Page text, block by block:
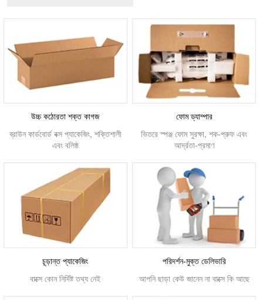
উচ্চ কঠোরতা শক্ত কাগজ
ব্রাউন কার্ডবোর্ড বক্স প্যাকেজিং, শক্তিশালী
এবং বলিষ্ঠ
ফোম ড্যাম্পার
ভিতরে স্পঞ্জ ফোম সুরক্ষা, শক-প্রুফ এবং
আর্দ্রতা-প্রমাণ
চূড়ান্ত প্যাকেজিং
বাক্সে কোন নির্দিষ্ট তথ্য নেই
পরিদর্শন-মুক্ত ডেলিভারি
আপনি ছাড়া কেউ জানেন না বাক্সে কি আছে